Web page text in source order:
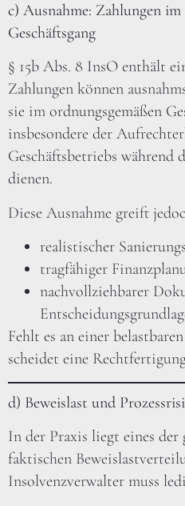
c) Ausnahme: Zahlungen
Geschäftsgang
§ 15b Abs. 8 InsO enthält
Zahlungen können
sie im ordnungsgemäßen
insbesondere der
Geschäftsbetriebs während
dienen.
Diese Ausnahme greift
realistischer
tragfähiger
nachvollziehbarer
Fehlt es an einer
scheidet eine
d) Beweislast und
In der Praxis liegt eines
faktischen
Insolvenzverwalter muss